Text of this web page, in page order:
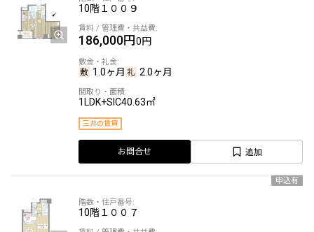
10階 １００９
186,000円0円
1.0ヶ月 2.0ヶ月
1LDK+SIC40.63㎡
三井の賃貸
お問合せ 追加
申込有
10階 １００７